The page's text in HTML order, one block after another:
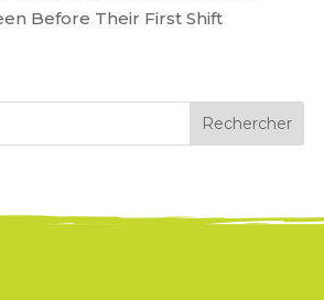
Before Their First Shift